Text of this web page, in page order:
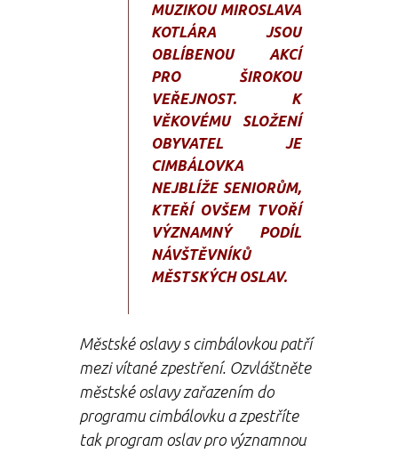
MUZIKOU MIROSLAVA
KOTLÁRA JSOU
OBLÍBENOU AKCÍ
PRO ŠIROKOU
VEŘEJNOST. K
VĚKOVÉMU SLOŽENÍ
OBYVATEL JE
CIMBÁLOVKA
NEJBLÍŽE SENIORŮM,
KTEŘÍ OVŠEM TVOŘÍ
VÝZNAMNÝ PODÍL
NÁVŠTĚVNÍKŮ
MĚSTSKÝCH OSLAV.
Městské oslavy s cimbálovkou patří
mezi vítané zpestření. Ozvláštněte
městské oslavy zařazením do
programu cimbálovku a zpestříte
tak program oslav pro významnou